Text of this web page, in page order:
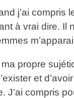
j’ai compris
à vrai dire.
propre
et
J’ai compris